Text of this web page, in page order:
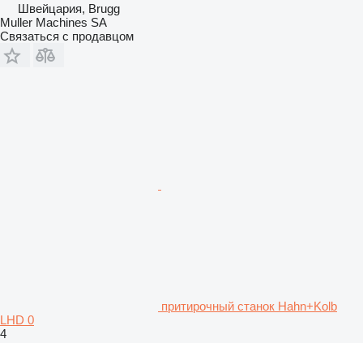
Швейцария, Brugg
Muller Machines SA
Связаться с продавцом
притирочный станок Hahn+Kolb
LHD 0
4